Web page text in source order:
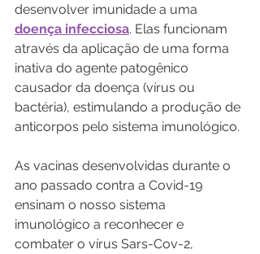
desenvolver imunidade a uma
doença infecciosa. Elas funcionam
através da aplicação de uma forma
inativa do agente patogênico
causador da doença (vírus ou
bactéria), estimulando a produção de
anticorpos pelo sistema imunológico.
As vacinas desenvolvidas durante o
ano passado contra a Covid-19
ensinam o nosso sistema
imunológico a reconhecer e
combater o vírus Sars-Cov-2,